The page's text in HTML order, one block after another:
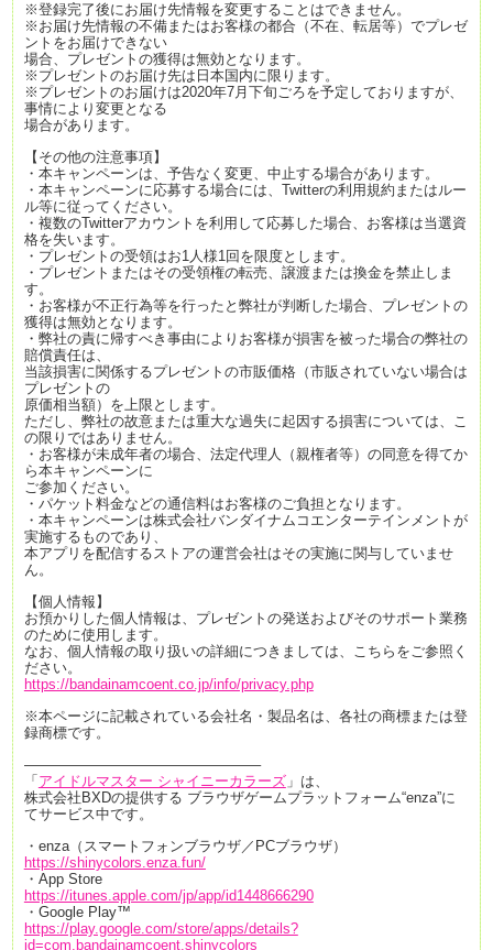
※登録完了後にお届け先情報を変更することはできません。
※お届け先情報の不備またはお客様の都合（不在、転居等）でプレゼ
ントをお届けできない
場合、プレゼントの獲得は無効となります。
※プレゼントのお届け先は日本国内に限ります。
※プレゼントのお届けは2020年7月下旬ごろを予定しておりますが、
事情により変更となる
場合があります。
【その他の注意事項】
・本キャンペーンは、予告なく変更、中止する場合があります。
・本キャンペーンに応募する場合には、Twitterの利用規約またはルー
ル等に従ってください。
・複数のTwitterアカウントを利用して応募した場合、お客様は当選資
格を失います。
・プレゼントの受領はお1人様1回を限度とします。
・プレゼントまたはその受領権の転売、譲渡または換金を禁止しま
す。
・お客様が不正行為等を行ったと弊社が判断した場合、プレゼントの
獲得は無効となります。
・弊社の責に帰すべき事由によりお客様が損害を被った場合の弊社の
賠償責任は、
当該損害に関係するプレゼントの市販価格（市販されていない場合は
プレゼントの
原価相当額）を上限とします。
ただし、弊社の故意または重大な過失に起因する損害については、こ
の限りではありません。
・お客様が未成年者の場合、法定代理人（親権者等）の同意を得てか
ら本キャンペーンに
ご参加ください。
・パケット料金などの通信料はお客様のご負担となります。
・本キャンペーンは株式会社バンダイナムコエンターテインメントが
実施するものであり、
本アプリを配信するストアの運営会社はその実施に関与していませ
ん。
【個人情報】
お預かりした個人情報は、プレゼントの発送およびそのサポート業務
のために使用します。
なお、個人情報の取り扱いの詳細につきましては、こちらをご参照く
ださい。
https://bandainamcoent.co.jp/info/privacy.php
※本ページに記載されている会社名・製品名は、各社の商標または登
録商標です。
————————————————–
「 アイドルマスター シャイニーカラーズ」は、
株式会社BXDの提供する ブラウザゲームプラットフォーム“enza”に
てサービス中です。
・enza（スマートフォンブラウザ／PCブラウザ）
https://shinycolors.enza.fun/
・App Store
https://itunes.apple.com/jp/app/id1448666290
・Google Play™
https://play.google.com/store/apps/details?
id=com.bandainamcoent.shinycolors